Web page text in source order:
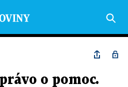
o pomoc.